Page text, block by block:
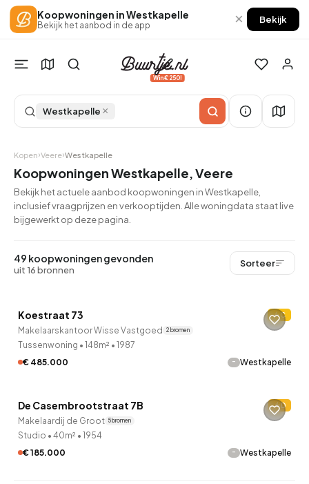
Koopwoningen in Westkapelle
Bekijk het aanbod in de app × Bekijk
Win €250!
Westkapelle ×
Kopen Veere Westkapelle
Koopwoningen Westkapelle, Veere
Bekijk het actuele aanbod koopwoningen in Westkapelle,
inclusief vraagprijzen en verkooptijden. Alle woningdata staat live
bijgewerkt op deze pagina.
49 koopwoningen gevonden
uit 16 bronnen
Sorteer
Koestraat 73 C
Makelaarskantoor Wisse Vastgoed 2 bronnen
Tussenwoning • 148m² • 1987
€ 485.000
- Westkapelle
De Casembrootstraat 7B D
Makelaardij de Groot 5 bronnen
Studio • 40m² • 1954
€ 185.000
- Westkapelle